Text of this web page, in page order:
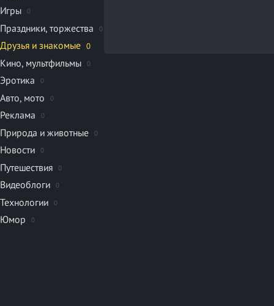
Игры 0
Праздники, торжества 0
Друзья и знакомые 0
Кино, мультфильмы 0
Эротика 0
Авто, мото 0
Реклама 0
Природа и животные 0
Новости 0
Путешествия 0
Видеоблоги 0
Технологии 0
Юмор 0